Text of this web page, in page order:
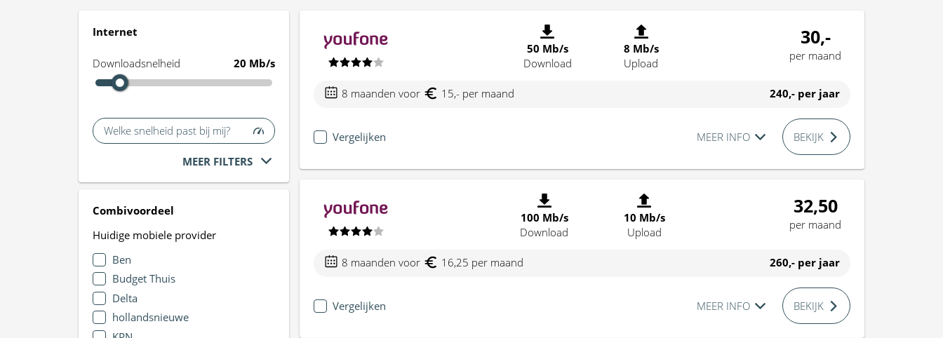
Internet
Downloadsnelheid 20 Mb/s
Welke snelheid past bij mij?
MEER FILTERS
Combivoordeel
Huidige mobiele provider
Ben
Budget Thuis
Delta
hollandsnieuwe
50 Mb/s
Download
8 Mb/s
Upload
30,-
per maand
8 maanden voor 15,- per maand 240,- per jaar
Vergelijken MEER INFO BEKIJK
100 Mb/s
Download
10 Mb/s
Upload
32,50
per maand
8 maanden voor 16,25 per maand 260,- per jaar
Vergelijken MEER INFO BEKIJK